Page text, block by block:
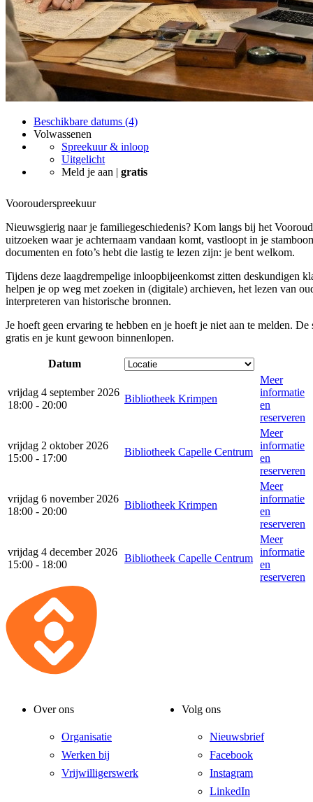
Beschikbare datums (4)
Volwassenen
Spreekuur & inloop
Uitgelicht
Meld je aan | gratis
Voorouderspreekuur
Nieuwsgierig naar je familiegeschiedenis? Kom langs bij het
uitzoeken waar je achternaam vandaan komt, vastloopt in je
documenten en foto’s hebt die lastig te lezen zijn: je bent welkom.
Tijdens deze laagdrempelige inloopbijeenkomst zitten deskundigen
helpen je op weg met zoeken in (digitale) archieven, het lezen van
interpreteren van historische bronnen.
Je hoeft geen ervaring te hebben en je hoeft je niet aan te melden. De
gratis en je kunt gewoon binnenlopen.
Datum
vrijdag 4 september 2026
18:00 - 20:00
Bibliotheek Krimpen
Meer
informatie
en
reserveren
vrijdag 2 oktober 2026
15:00 - 17:00
Bibliotheek Capelle Centrum
Meer
informatie
en
reserveren
vrijdag 6 november 2026
18:00 - 20:00
Bibliotheek Krimpen
Meer
informatie
en
reserveren
vrijdag 4 december 2026
15:00 - 18:00
Bibliotheek Capelle Centrum
Meer
informatie
en
reserveren
Over ons
Organisatie
Werken bij
Vrijwilligerswerk
Volg ons
Nieuwsbrief
Facebook
Instagram
LinkedIn